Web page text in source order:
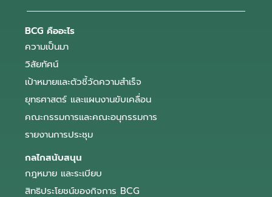
BCG คืออะไร
ความเป็นมา
วิสัยทัศน์
เป้าหมายและตัวชี้วัดความสำเร็จ
ยุทธศาสตร์ และแผนงานขับเคลื่อน
คณะกรรมการและคณะอนุกรรมการ
รายงานการประชุม
กลไกสนับสนุน
กฎหมาย และระเบียบ
สิทธิประโยชน์ของกิจการ BCG